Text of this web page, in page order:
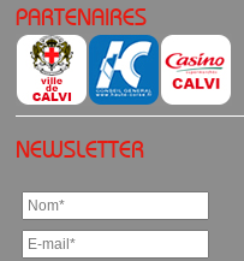
PARTENAIRES
NEWSLETTER